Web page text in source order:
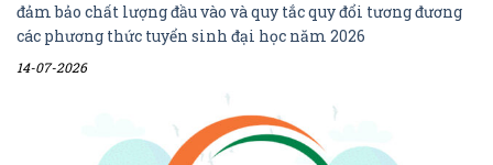
đảm bảo chất lượng đầu vào và quy tắc quy đổi tương đương
các phương thức tuyển sinh đại học năm 2026
14-07-2026